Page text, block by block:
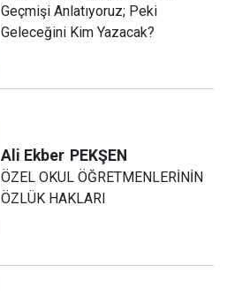
Geçmişi Anlatıyoruz; Peki
Geleceğini Kim Yazacak?
Ali Ekber PEKŞEN
ÖZEL OKUL ÖĞRETMENLERİNİN
ÖZLÜK HAKLARI